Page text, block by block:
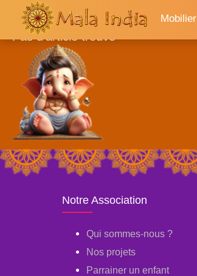
Mobilier
Accueil
Pas d'article trouvé
Notre Association
Qui sommes-nous ?
Nos projets
Parrainer un enfant